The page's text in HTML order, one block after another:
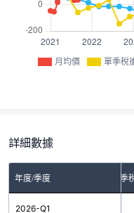
月均價 單季稅
詳細數據
年度/季度 單季
2026-Q1